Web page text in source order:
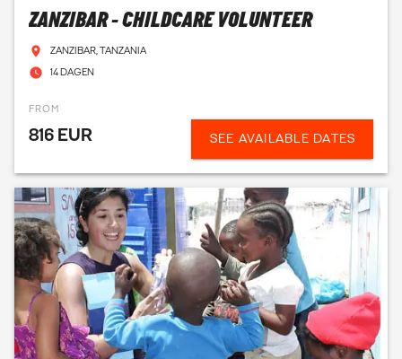
ZANZIBAR - CHILDCARE VOLUNTEER
ZANZIBAR, TANZANIA
14 DAGEN
FROM
816 EUR SEE AVAILABLE DATES